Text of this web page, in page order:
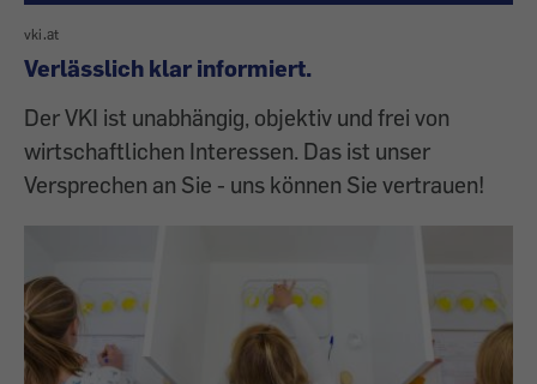
vki.at
Verlässlich klar informiert.
Der VKI ist unabhängig, objektiv und frei von
wirtschaftlichen Interessen. Das ist unser
Versprechen an Sie - uns können Sie vertrauen!